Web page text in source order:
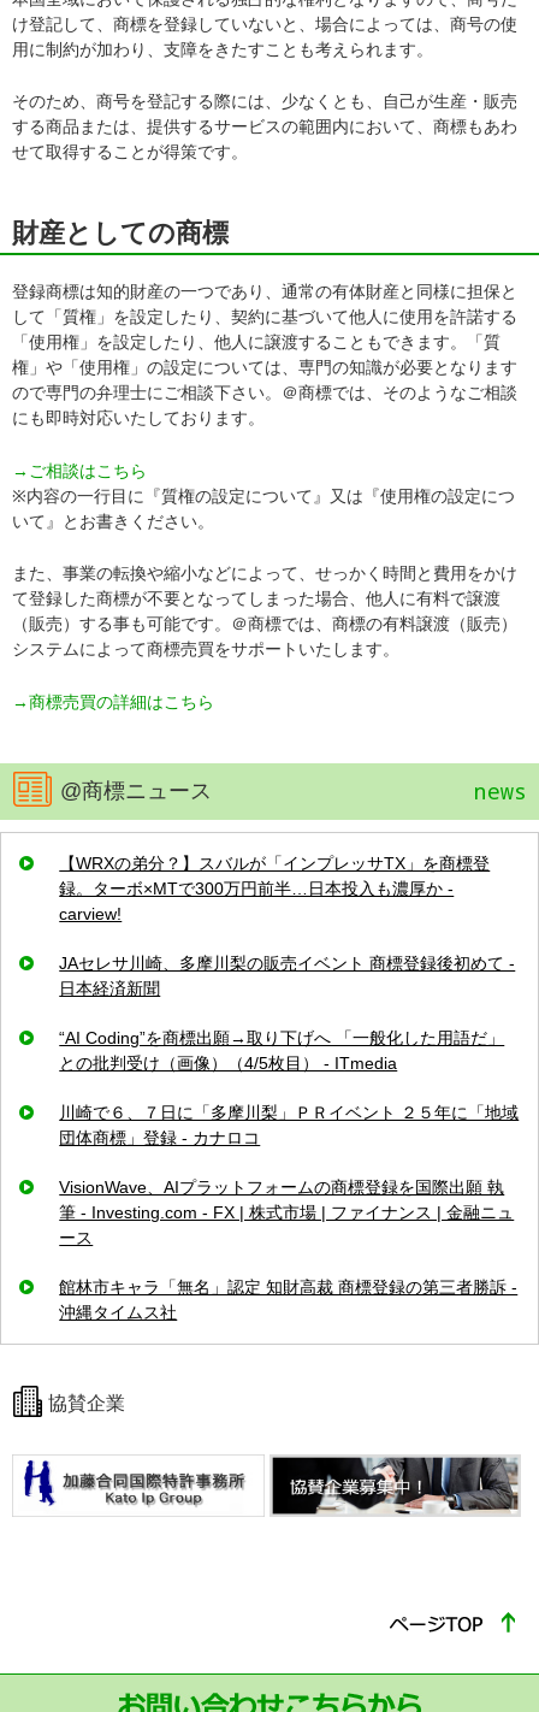
け登記して、商標を登録していないと、場合によっては、商号の使
用に制約が加わり、支障をきたすことも考えられます。
そのため、商号を登記する際には、少なくとも、自己が生産・販売
する商品または、提供するサービスの範囲内において、商標もあわ
せて取得することが得策です。
財産としての商標
登録商標は知的財産の一つであり、通常の有体財産と同様に担保と
して「質権」を設定したり、契約に基づいて他人に使用を許諾する
「使用権」を設定したり、他人に譲渡することもできます。「質
権」や「使用権」の設定については、専門の知識が必要となります
ので専門の弁理士にご相談下さい。＠商標では、そのようなご相談
にも即時対応いたしております。
→ご相談はこちら
※内容の一行目に『質権の設定について』又は『使用権の設定につ
いて』とお書きください。
また、事業の転換や縮小などによって、せっかく時間と費用をかけ
て登録した商標が不要となってしまった場合、他人に有料で譲渡
（販売）する事も可能です。＠商標では、商標の有料譲渡（販売）
システムによって商標売買をサポートいたします。
→商標売買の詳細はこちら
@商標ニュース news
【WRXの弟分？】スバルが「インプレッサTX」を商標登
録。ターボ×MTで300万円前半…日本投入も濃厚か -
carview!
JAセレサ川崎、多摩川梨の販売イベント 商標登録後初めて -
日本経済新聞
“AI Coding”を商標出願→取り下げへ 「一般化した用語だ」
との批判受け（画像）（4/5枚目） - ITmedia
川崎で６、７日に「多摩川梨」ＰＲイベント ２５年に「地域
団体商標」登録 - カナロコ
VisionWave、AIプラットフォームの商標登録を国際出願 執
筆 - Investing.com - FX | 株式市場 | ファイナンス | 金融ニュ
ース
館林市キャラ「無名」認定 知財高裁 商標登録の第三者勝訴 -
沖縄タイムス社
協賛企業